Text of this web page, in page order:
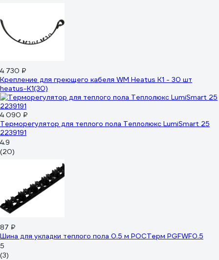
4 730 ₽
Крепление для греющего кабеля WM Heatus K1 - 30 шт
heatus-K1(30)
4 090 ₽
Терморегулятор для теплого пола Теплолюкс LumiSmart 25
2239191
4.9
(20)
87 ₽
Шина для укладки теплого пола 0.5 м РОСТерм PGFWF0.5
5
(3)